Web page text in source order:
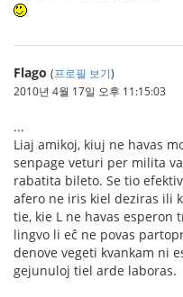
Flago (프로필 보기)
2010년 4월 17일 오후 11:15:03
...
Liaj amikoj, kiuj ne havas
senpage veturi per milita
rabatita bileto. Se tio
afero ne iris kiel deziras ili
tie, kie L ne havas esperon
lingvo li eĉ ne povas
denove vegeti kvankam ni
gejunuloj tiel arde laboras.